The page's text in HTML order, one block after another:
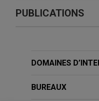
Expérience
business
(NYSE: PH), the
PUBLICATIONS
Developments
DOMAINES
BUREAUX